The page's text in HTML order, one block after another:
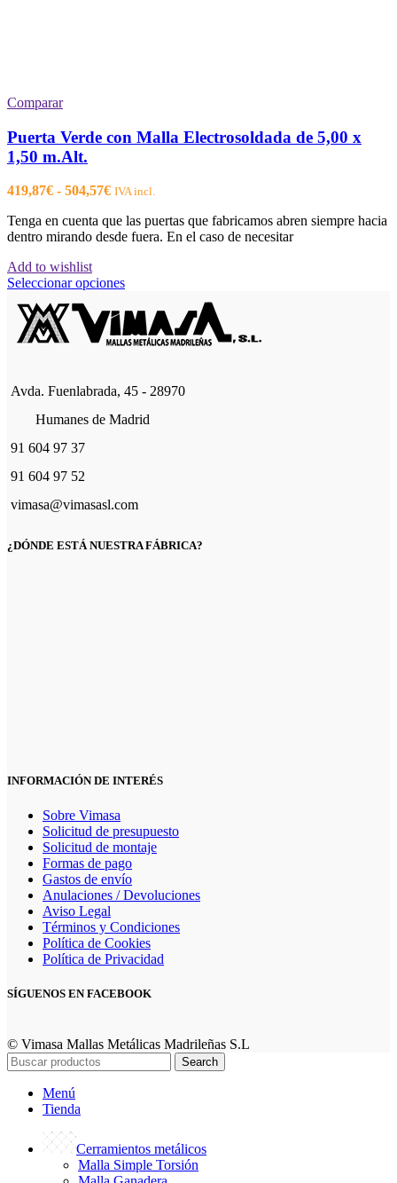
Comparar
Puerta Verde con Malla Electrosoldada de 5,00 x
1,50 m.Alt.
419,87€ - 504,57€Rango
precios:
desde
504,57€
IVA incl.
Tenga en cuenta que las puertas que fabricamos abren siempre hacia
dentro mirando desde fuera. En el caso de necesitar
Add to wishlist
Seleccionar opcionesEste
tiene
múltiples
variantes.
se
elegir
producto
Avda. Fuenlabrada, 45 - 28970
Humanes de Madrid
91 604 97 37
91 604 97 52
vimasa@vimasasl.com
¿DÓNDE ESTÁ NUESTRA FÁBRICA?
INFORMACIÓN DE INTERÉS
Sobre Vimasa
Solicitud de presupuesto
Solicitud de montaje
Formas de pago
Gastos de envío
Anulaciones / Devoluciones
Aviso Legal
Términos y Condiciones
Política de Cookies
Política de Privacidad
SÍGUENOS EN FACEBOOK
© Vimasa Mallas Metálicas Madrileñas S.L
Search
Menú
Tienda
Cerramientos metálicos
Malla Simple Torsión